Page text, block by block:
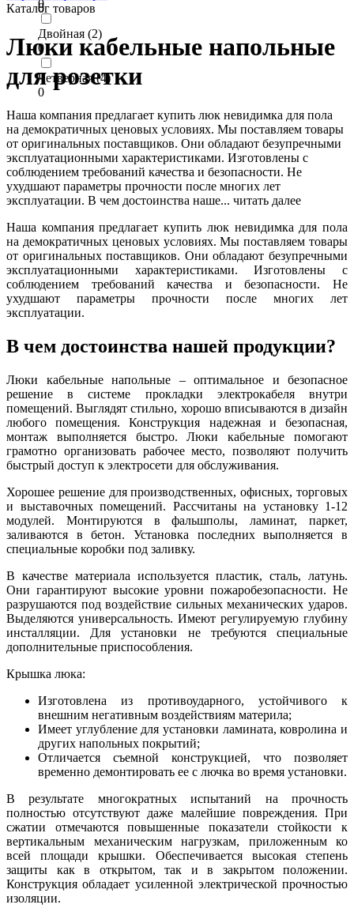
0
Двойная (2)
0
Четверная (4)
0
0
Каталог товаров
Люки кабельные напольные
для розетки
Наша компания предлагает купить люк невидимка для пола
на демократичных ценовых условиях. Мы поставляем товары
от оригинальных поставщиков. Они обладают безупречными
эксплуатационными характеристиками. Изготовлены с
соблюдением требований качества и безопасности. Не
ухудшают параметры прочности после многих лет
эксплуатации. В чем достоинства наше... читать далее
Наша компания предлагает купить люк невидимка для пола
на демократичных ценовых условиях. Мы поставляем товары
от оригинальных поставщиков. Они обладают безупречными
эксплуатационными характеристиками. Изготовлены с
соблюдением требований качества и безопасности. Не
ухудшают параметры прочности после многих лет
эксплуатации.
В чем достоинства нашей продукции?
Люки кабельные напольные – оптимальное и безопасное
решение в системе прокладки электрокабеля внутри
помещений. Выглядят стильно, хорошо вписываются в дизайн
любого помещения. Конструкция надежная и безопасная,
монтаж выполняется быстро. Люки кабельные помогают
грамотно организовать рабочее место, позволяют получить
быстрый доступ к электросети для обслуживания.
Хорошее решение для производственных, офисных, торговых
и выставочных помещений. Рассчитаны на установку 1-12
модулей. Монтируются в фальшполы, ламинат, паркет,
заливаются в бетон. Установка последних выполняется в
специальные коробки под заливку.
В качестве материала используется пластик, сталь, латунь.
Они гарантируют высокие уровни пожаробезопасности. Не
разрушаются под воздействие сильных механических ударов.
Выделяются универсальность. Имеют регулируемую глубину
инсталляции. Для установки не требуются специальные
дополнительные приспособления.
Крышка люка:
Изготовлена из противоударного, устойчивого к
внешним негативным воздействиям материла;
Имеет углубление для установки ламината, ковролина и
других напольных покрытий;
Отличается съемной конструкцией, что позволяет
временно демонтировать ее с лючка во время установки.
В результате многократных испытаний на прочность
полностью отсутствуют даже малейшие повреждения. При
сжатии отмечаются повышенные показатели стойкости к
вертикальным механическим нагрузкам, приложенным ко
всей площади крышки. Обеспечивается высокая степень
защиты как в открытом, так и в закрытом положении.
Конструкция обладает усиленной электрической прочностью
изоляции.